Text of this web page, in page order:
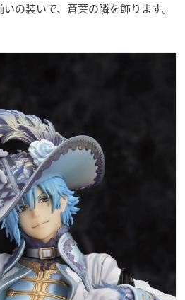
の装いで、蒼葉の隣を飾ります。